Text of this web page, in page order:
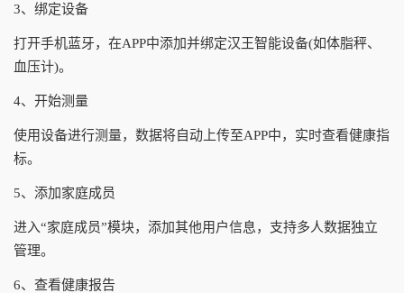
3、绑定设备
打开手机蓝牙，在APP中添加并绑定汉王智能设备(如体脂秤、
血压计)。
4、开始测量
使用设备进行测量，数据将自动上传至APP中，实时查看健康指
标。
5、添加家庭成员
进入“家庭成员”模块，添加其他用户信息，支持多人数据独立
管理。
6、查看健康报告